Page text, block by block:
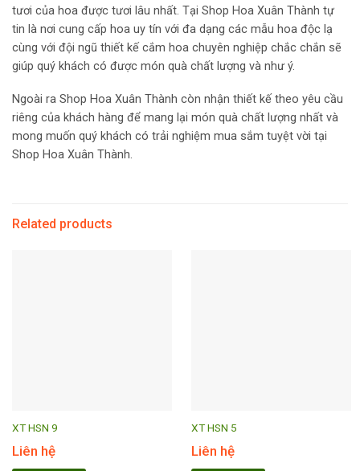
tươi của hoa được tươi lâu nhất. Tại Shop Hoa Xuân Thành tự
tin là nơi cung cấp hoa uy tín với đa dạng các mẫu hoa độc lạ
cùng với đội ngũ thiết kế cắm hoa chuyên nghiệp chắc chắn sẽ
giúp quý khách có được món quà chất lượng và như ý.
Ngoài ra Shop Hoa Xuân Thành còn nhận thiết kế theo yêu cầu
riêng của khách hàng để mang lại món quà chất lượng nhất và
mong muốn quý khách có trải nghiệm mua sắm tuyệt vời tại
Shop Hoa Xuân Thành.
Related products
XT HSN 9
Liên hệ
XT HSN 5
Liên hệ